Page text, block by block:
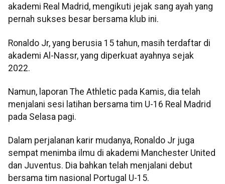
akademi Real Madrid, mengikuti jejak sang ayah yang
pernah sukses besar bersama klub ini.
Ronaldo Jr, yang berusia 15 tahun, masih terdaftar di
akademi Al-Nassr, yang diperkuat ayahnya sejak
2022.
Namun, laporan The Athletic pada Kamis, dia telah
menjalani sesi latihan bersama tim U-16 Real Madrid
pada Selasa pagi.
Dalam perjalanan karir mudanya, Ronaldo Jr juga
sempat menimba ilmu di akademi Manchester United
dan Juventus. Dia bahkan telah menjalani debut
bersama tim nasional Portugal U-15.